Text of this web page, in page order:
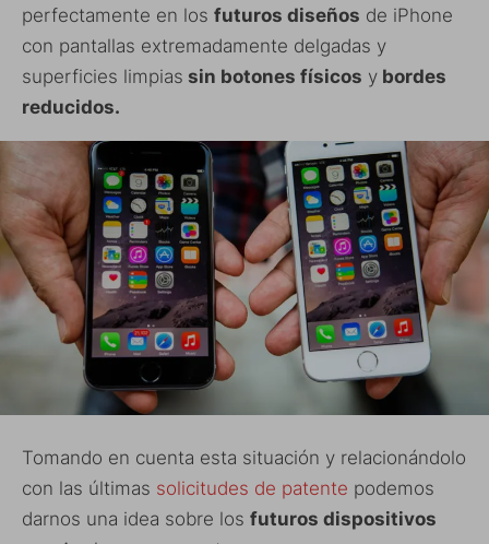
perfectamente en los futuros diseños de iPhone
con pantallas extremadamente delgadas y
superficies limpias sin botones físicos y bordes
reducidos.
Tomando en cuenta esta situación y relacionándolo
con las últimas solicitudes de patente podemos
darnos una idea sobre los futuros dispositivos